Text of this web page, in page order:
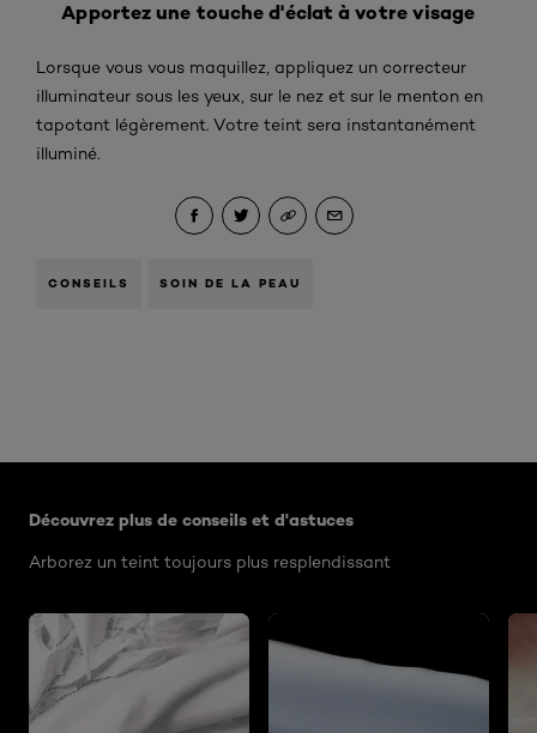
Apportez une touche d'éclat à votre visage
Lorsque vous vous maquillez, appliquez un correcteur
illuminateur sous les yeux, sur le nez et sur le menton en
tapotant légèrement. Votre teint sera instantanément
illuminé.
CONSEILS SOIN DE LA PEAU
Découvrez plus de conseils et d'astuces
Arborez un teint toujours plus resplendissant